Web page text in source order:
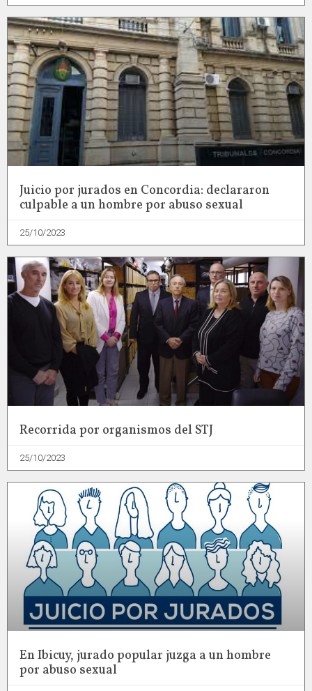
Juicio por jurados en Concordia: declararon
culpable a un hombre por abuso sexual
25/10/2023
Recorrida por organismos del STJ
25/10/2023
En Ibicuy, jurado popular juzga a un hombre
por abuso sexual